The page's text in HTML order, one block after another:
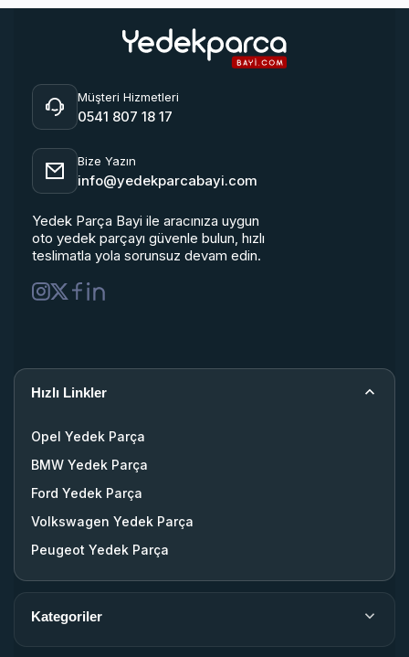
Marka ve iletişim
Müşteri Hizmetleri
0541 807 18 17
Bize Yazın
info@yedekparcabayi.com
Yedek Parça Bayi ile aracınıza uygun
oto yedek parçayı güvenle bulun, hızlı
teslimatla yola sorunsuz devam edin.
Hızlı Linkler
Opel Yedek Parça
BMW Yedek Parça
Ford Yedek Parça
Volkswagen Yedek Parça
Peugeot Yedek Parça
Kategoriler